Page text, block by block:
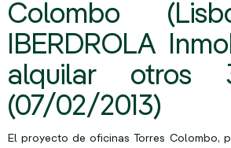
Colombo
IBERDROLA
alquilar otros
(07/02/2013)
El proyecto de oficinas Torres Colombo,